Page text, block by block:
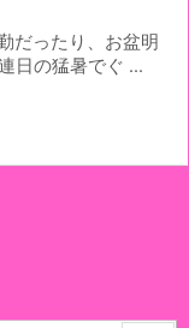
だったり、お盆明
日の猛暑でぐ ...